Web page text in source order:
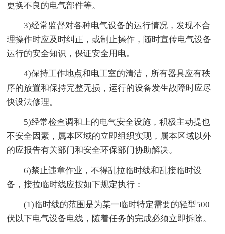
更换不良的电气部件等。
3)经常监督对各种电气设备的运行情况，发现不合
理操作时应及时纠正，或制止操作，随时宣传电气设备
运行的安全知识，保证安全用电。
4)保持工作地点和电工室的清洁，所有器具应有秩
序的放置和保持完整无损，运行的设备发生故障时应尽
快设法修理。
5)经常检查调和上的电气安全设施，积极主动提也
不安全因素，属本区域的立即组织实现，属本区域以外
的应报告有关部门和安全环保部门协助解决。
6)禁止违章作业，不得乱拉临时线和乱接临时设
备，接拉临时线应按如下规定执行：
(1)临时线的范围是为某一临时特定需要的轻型500
伏以下电气设备电线，随着任务的完成必须立即拆除。